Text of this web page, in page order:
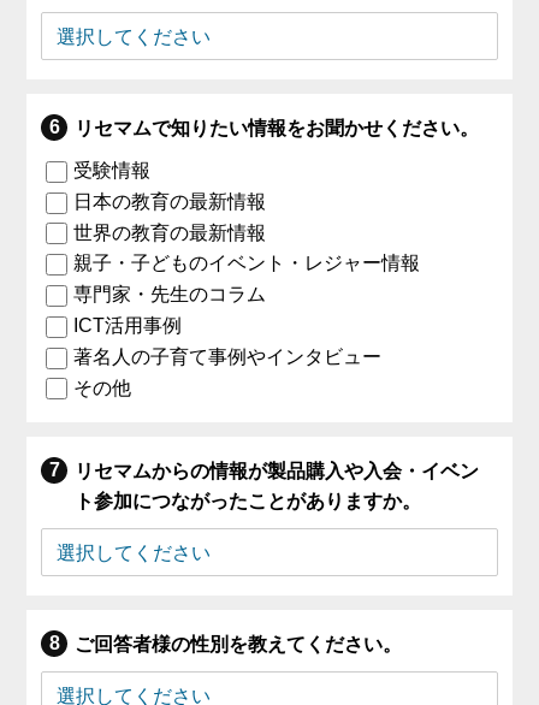
リセマムで知りたい情報をお聞かせください。
受験情報
日本の教育の最新情報
世界の教育の最新情報
親子・子どものイベント・レジャー情報
専門家・先生のコラム
ICT活用事例
著名人の子育て事例やインタビュー
その他
リセマムからの情報が製品購入や入会・イベン
ト参加につながったことがありますか。
ご回答者様の性別を教えてください。